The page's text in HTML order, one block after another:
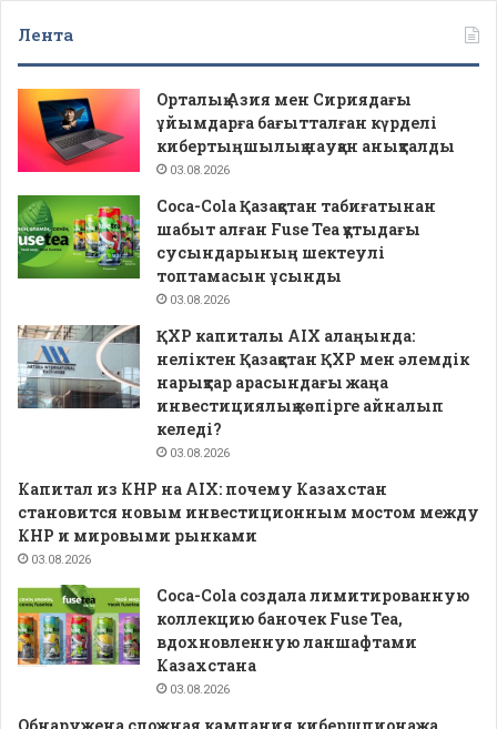
Лента
Орталық Азия мен Сириядағы
ұйымдарға бағытталған күрделі
кибертыңшылық науқан анықталды
03.08.2026
Coca-Cola Қазақстан табиғатынан
шабыт алған Fuse Tea құтыдағы
сусындарының шектеулі
топтамасын ұсынды
03.08.2026
ҚХР капиталы AIX алаңында:
неліктен Қазақстан ҚХР мен әлемдік
нарықтар арасындағы жаңа
инвестициялық көпірге айналып
келеді?
03.08.2026
Капитал из КНР на AIX: почему Казахстан
становится новым инвестиционным мостом между
КНР и мировыми рынками
03.08.2026
Coca-Cola создала лимитированную
коллекцию баночек Fuse Tea,
вдохновленную ланшафтами
Казахстана
03.08.2026